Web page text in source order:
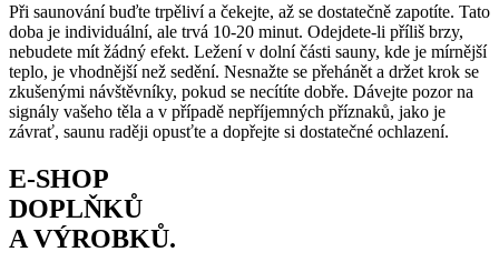
Při saunování buďte trpěliví a čekejte, až se dostatečně zapotíte. Tato
doba je individuální, ale trvá 10-20 minut. Odejdete-li příliš brzy,
nebudete mít žádný efekt. Ležení v dolní části sauny, kde je mírnější
teplo, je vhodnější než sedění. Nesnažte se přehánět a držet krok se
zkušenými návštěvníky, pokud se necítíte dobře. Dávejte pozor na
signály vašeho těla a v případě nepříjemných příznaků, jako je
závrať, saunu raději opusťte a dopřejte si dostatečné ochlazení.
E-SHOP
DOPLŇKŮ
A VÝROBKŮ.